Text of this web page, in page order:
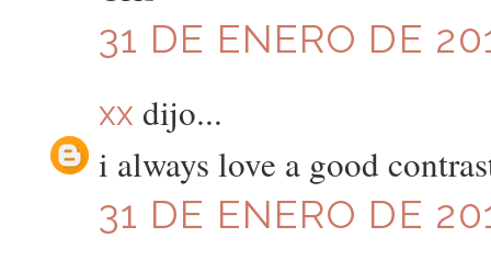
31 DE ENERO DE
xx dijo...
i always love a good
31 DE ENERO DE